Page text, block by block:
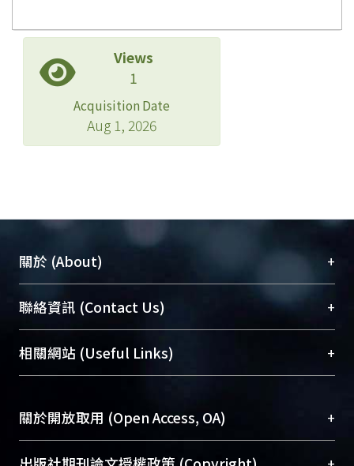
Views
1
Acquisition Date
Aug 1, 2026
關於 (About) +
臺大位居世界頂尖大學之列，為永久珍藏及向國際
展現本校豐碩的研究成果及學術能量，圖書館整合
機構典藏（NTUR）與學術庫（AH）不同功能平
台，成為臺大學術典藏NTU scholars。期能整合研
成果。
To permanently archive and promote researcher
profiles and scholarly works, Library integrates the
聯絡資訊 (Contact Us) +
總館學科館員(Main Library)
醫學圖書館學科館員(Medical Library)
Sciences Library)
相關網站 (Useful Links) +
關於開放取用 (Open Access, OA) +